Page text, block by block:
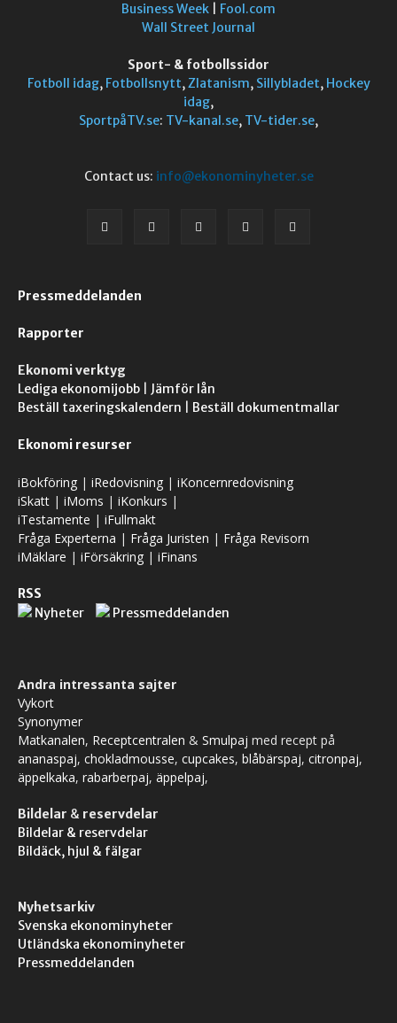
Business Week
Fool.com
Wall Street Journal
Sport- & fotbollssidor
Fotboll idag, Fotbollsnytt,Zlatanism, Sillybladet, Hockey
idag,
SportpåTV.se: TV-kanal.se, TV-tider.se,
Contact us: info@ekonominyheter.se
Pressmeddelanden
Rapporter
Ekonomi verktyg
Lediga ekonomijobb
Jämför lån
Beställ taxeringskalendern
Beställ dokumentmallar
Ekonomi resurser
iBokföring | iRedovisning | iKoncernredovisning
iSkatt | iMoms | iKonkurs |
iTestamente | iFullmakt
Fråga Experterna | Fråga Juristen | Fråga Revisorn
iMäklare | iFörsäkring | iFinans
RSS
Nyheter
Pressmeddelanden
Andra intressanta sajter
Vykort
Synonymer
Matkanalen, Receptcentralen & Smulpaj med recept på
ananaspaj, chokladmousse, cupcakes, blåbärspaj, citronpaj,
äppelkaka, rabarberpaj, äppelpaj,
Bildelar & reservdelar
Bildelar & reservdelar
Bildäck, hjul & fälgar
Nyhetsarkiv
Svenska ekonominyheter
Utländska ekonominyheter
Pressmeddelanden